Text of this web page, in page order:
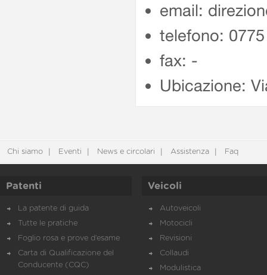
email:
telefono:
fax: -
Ubicazione:
Chi siamo Eventi News e circolari Assistenza Faq
Patenti
La patente di guida
Tutte le pratiche
Foglio rosa e prove d’esame
Carta di Qualificazione del
Conducente (CQC)
Veicoli
Autoveicoli
Motocicli
Revisioni
Collaudi
Modulistica